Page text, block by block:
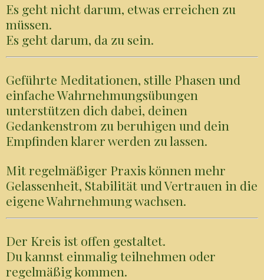
Es geht nicht darum, etwas erreichen zu
müssen.
Es geht darum, da zu sein.
Geführte Meditationen, stille Phasen und
einfache Wahrnehmungsübungen
unterstützen dich dabei, deinen
Gedankenstrom zu beruhigen und dein
Empfinden klarer werden zu lassen.
Mit regelmäßiger Praxis können mehr
Gelassenheit, Stabilität und Vertrauen in die
eigene Wahrnehmung wachsen.
Der Kreis ist offen gestaltet.
Du kannst einmalig teilnehmen oder
regelmäßig kommen.